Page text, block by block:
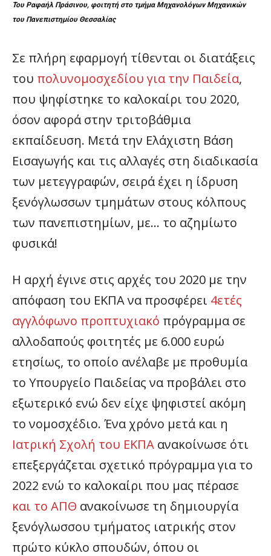
Του Ραφαήλ Πράσινου, φοιτητή στο τμήμα Μηχανολόγων Μηχανικών
του Πανεπιστημίου Θεσσαλίας
Σε πλήρη εφαρμογή τίθενται οι διατάξεις
του πολυνομοσχεδίου για την Παιδεία,
που ψηφίστηκε το καλοκαίρι του 2020,
όσον αφορά στην τριτοβάθμια
εκπαίδευση. Μετά την Ελάχιστη Βάση
Εισαγωγής και τις αλλαγές στη διαδικασία
των μετεγγραφών, σειρά έχει η ίδρυση
ξενόγλωσσων τμημάτων στους κόλπους
των πανεπιστημίων, με… το αζημίωτο
φυσικά!
Η αρχή έγινε στις αρχές του 2020 με την
απόφαση του ΕΚΠΑ να προσφέρει 4ετές
αγγλόφωνο προπτυχιακό πρόγραμμα σε
αλλοδαπούς φοιτητές με 6.000 ευρώ
ετησίως, το οποίο ανέλαβε με προθυμία
το Υπουργείο Παιδείας να προβάλει στο
εξωτερικό ενώ δεν είχε ψηφιστεί ακόμη
το νομοσχέδιο. Ένα χρόνο μετά και η
Ιατρική Σχολή του ΕΚΠΑ ανακοίνωσε ότι
επεξεργάζεται σχετικό πρόγραμμα για το
2022 ενώ το καλοκαίρι που μας πέρασε
και το ΑΠΘ ανακοίνωσε τη δημιουργία
ξενόγλωσσου τμήματος ιατρικής στον
πρώτο κύκλο σπουδών, όπου οι